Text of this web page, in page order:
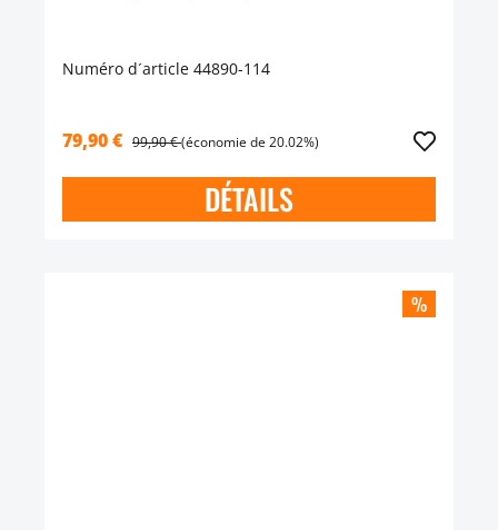
Numéro d´article 44890-114
79,90 € 99,90 €(économie de 20.02%)
DÉTAILS
%